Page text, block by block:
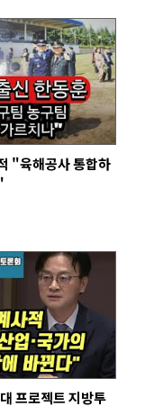
"육해공사 통합하
프로젝트 지방투